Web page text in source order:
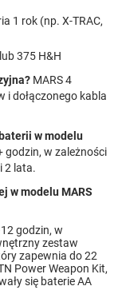
1 rok (np. X-TRAC,
375 H&H
MARS 4
i dołączonego kabla
w modelu
godzin, w zależności
2 lata.
w modelu MARS
godzin, w
zestaw
zapewnia do 22
Power Weapon Kit,
się baterie AA